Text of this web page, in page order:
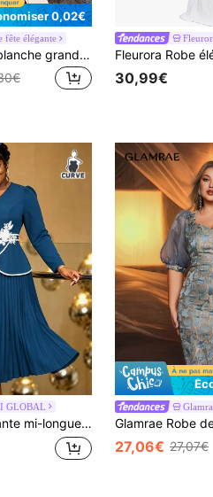
0,02€
fête élégante
CHOSMO Robe blanche grande taille pour femme, élégante, à bretelles spaghetti, patchwork à sequins, ourlet fendu sur le côté, pour maison, vacances, rendez-vous, soirée formelle, dîner, festival de musique et fête
30,99€
GLOBAL
col en V bleu sarcelle, manches longues avec appliqué blanc, tenue d'automne
27,06€ 27,07€